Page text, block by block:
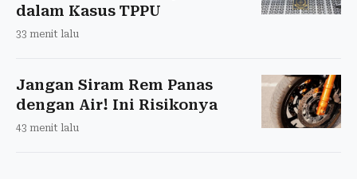
dalam Kasus TPPU
33 menit lalu
Jangan Siram Rem Panas
dengan Air! Ini Risikonya
43 menit lalu